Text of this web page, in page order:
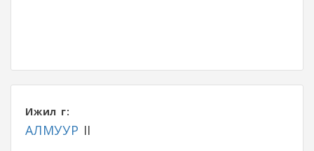
Ижил үг:
АЛМУУР II